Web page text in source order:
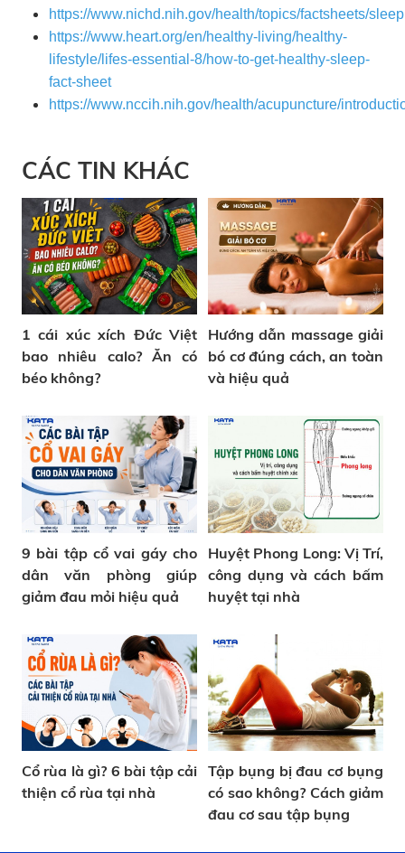
https://www.nichd.nih.gov/health/topics/factsheets/sleep
https://www.heart.org/en/healthy-living/healthy-
lifestyle/lifes-essential-8/how-to-get-healthy-sleep-
fact-sheet
https://www.nccih.nih.gov/health/acupuncture/
CÁC TIN KHÁC
1 cái xúc xích Đức Việt
bao nhiêu calo? Ăn có
béo không?
Hướng dẫn massage giải
bó cơ đúng cách, an toàn
và hiệu quả
9 bài tập cổ vai gáy cho
dân văn phòng giúp
giảm đau mỏi hiệu quả
Huyệt Phong Long: Vị Trí,
công dụng và cách bấm
huyệt tại nhà
Cổ rùa là gì? 6 bài tập cải
thiện cổ rùa tại nhà
Tập bụng bị đau cơ bụng
có sao không? Cách giảm
đau cơ sau tập bụng